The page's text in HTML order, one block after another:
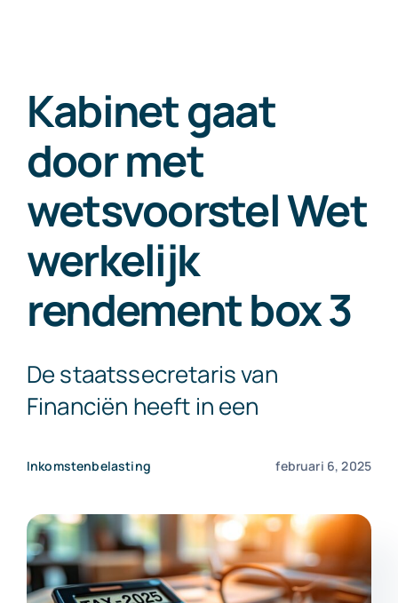
Nieuws
Exact Online
Neem contact op!
Kabinet gaat
door met
wetsvoorstel Wet
werkelijk
rendement box 3
De staatssecretaris van
Financiën heeft in een
Inkomstenbelasting februari 6, 2025